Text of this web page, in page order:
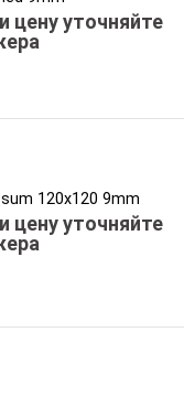
цену уточняйте
120x120 9mm
цену уточняйте